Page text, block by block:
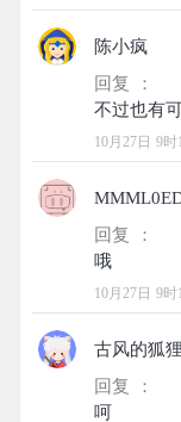
陈小疯
回复 ：
10月27日 9时
回复 ：
10月27日 9时
古风的狐狸
回复 ：